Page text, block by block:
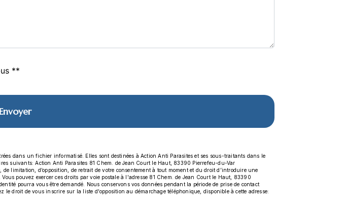
**
dans un fichier informatisé. Elles sont destinées à Action Anti Parasites et ses sous-traitants dans le
suivants: Action Anti Parasites 81 Chem. de Jean Court le Haut, 83390 Pierrefeu-du-Var
limitation, d’opposition, de retrait de votre consentement à tout moment et du droit d’introduire une
pouvez exercer ces droits par voie postale à l'adresse 81 Chem. de Jean Court le Haut, 83390
pourra vous être demandé. Nous conservons vos données pendant la période de prise de contact
droit de vous inscrire sur la liste d'opposition au démarchage téléphonique, disponible à cette adresse: